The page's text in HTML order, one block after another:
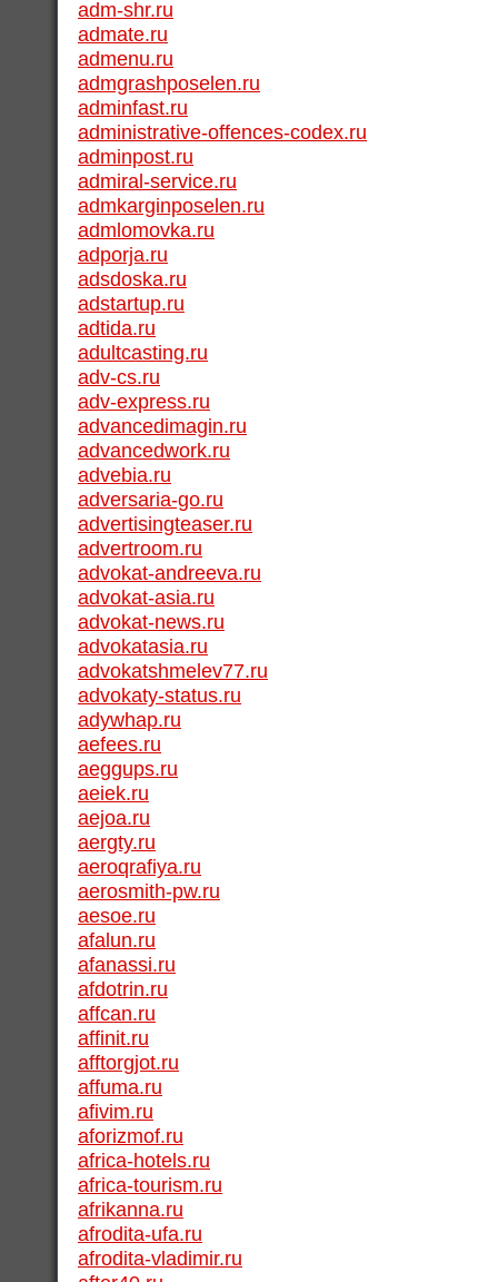
adm-shr.ru
admate.ru
admenu.ru
admgrashposelen.ru
adminfast.ru
administrative-offences-codex.ru
adminpost.ru
admiral-service.ru
admkarginposelen.ru
admlomovka.ru
adporja.ru
adsdoska.ru
adstartup.ru
adtida.ru
adultcasting.ru
adv-cs.ru
adv-express.ru
advancedimagin.ru
advancedwork.ru
advebia.ru
adversaria-go.ru
advertisingteaser.ru
advertroom.ru
advokat-andreeva.ru
advokat-asia.ru
advokat-news.ru
advokatasia.ru
advokatshmelev77.ru
advokaty-status.ru
adywhap.ru
aefees.ru
aeggups.ru
aeiek.ru
aejoa.ru
aergty.ru
aeroqrafiya.ru
aerosmith-pw.ru
aesoe.ru
afalun.ru
afanassi.ru
afdotrin.ru
affcan.ru
affinit.ru
afftorgjot.ru
affuma.ru
afivim.ru
aforizmof.ru
africa-hotels.ru
africa-tourism.ru
afrikanna.ru
afrodita-ufa.ru
afrodita-vladimir.ru